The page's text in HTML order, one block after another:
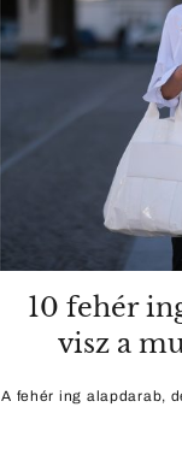
10 fehér
visz a
A fehér ing alapdarab,